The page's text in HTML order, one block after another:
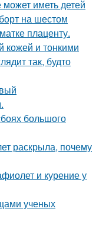
иметь детей
на шестом
плаценту.
кожей и тонкими
так, будто
большого
раскрыла, почему
и курение у
ученых